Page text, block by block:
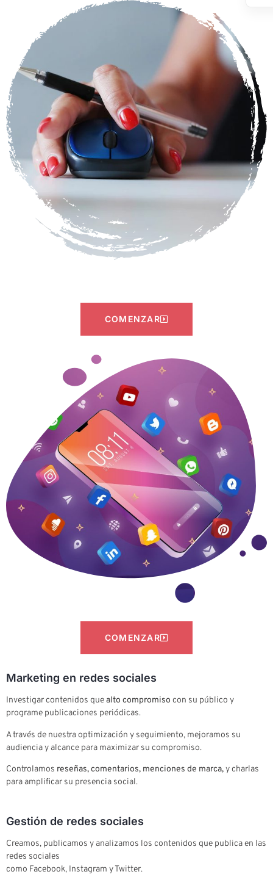
COMENZAR
COMENZAR
Marketing en redes sociales
Investigar contenidos quealto compromiso con su público y
programe publicaciones periódicas.
A través de nuestra optimización y seguimiento, mejoramos su
audiencia y alcance para maximizar su compromiso.
Controlamos reseñas, comentarios, menciones de marca,y charlas
para amplificar su presencia social.
Gestión de redes sociales
Creamos, publicamos y analizamos los contenidos que publica en las
redes sociales
como Facebook, Instagram y Twitter.